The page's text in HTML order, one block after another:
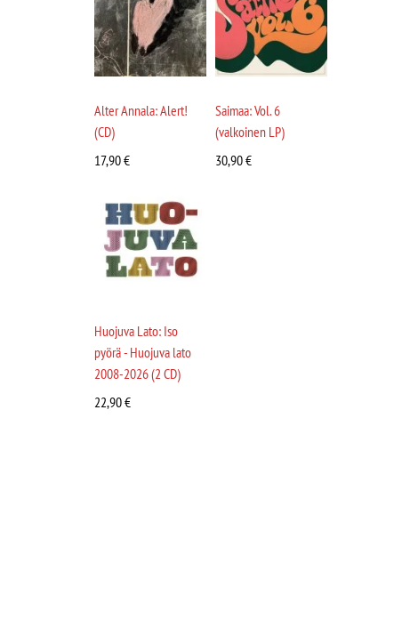
Alter Annala: Alert!
(CD)
17,90€
Saimaa: Vol. 6
(valkoinen LP)
30,90€
Huojuva Lato: Iso
pyörä - Huojuva lato
2008-2026 (2 CD)
22,90€